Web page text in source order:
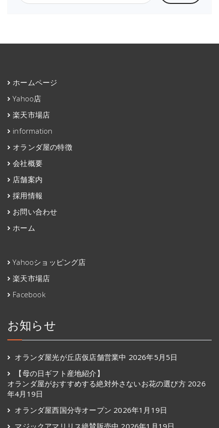
ホームページ
Yahoo店
楽天市場店
information
オランダ屋の特徴
会社概要
店舗案内
採用情報
お問い合わせ
ホーム
Yahooショッピング店
楽天市場店
Facebook
お知らせ
オランダ屋光が丘店仮店舗営業中 2026年5月5日
【母の日ギフト産地紹介】
オランダ屋がおすすめする絶対外さないお花の選び方 2026
年4月19日
オランダ屋西国分寺オープン 2026年1月19日